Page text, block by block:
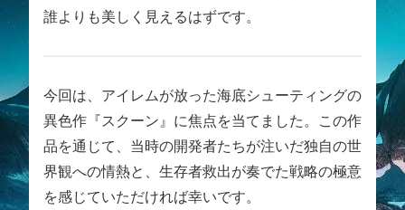
誰よりも美しく見えるはずです。
今回は、アイレムが放った海底シューティングの
異色作『スクーン』に焦点を当てました。この作
品を通じて、当時の開発者たちが注いだ独自の世
界観への情熱と、生存者救出が奏でた戦略の極意
を感じていただければ幸いです。